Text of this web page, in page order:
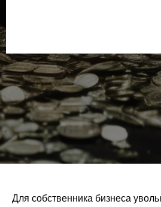
Для собственника бизнеса